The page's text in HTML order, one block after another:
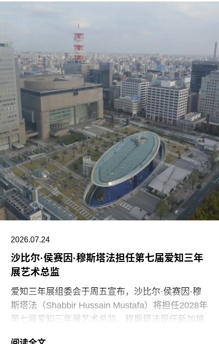
生河（Klang River）交汇处。美术馆将利用经过改
该机构由律师尚蒂·坎迪亚（Shanthi Kandiah）与
私募股权投资人布拉马尔·瓦苏德万（Brahmal
Vasudevan）共同创立，并由两人于2010年成立的
马来西亚非营利组织Creador Foundation负责运
营。
在新职位上，Yee将运用其策划现当代艺术展览的
丰富经验，负责Muara Arts的展览规划、空间布局
及整体艺术发展方向。11月1日，Muara Arts将以
群展“东南亚艺术 A-Z：一部批判性词典”（A–Z of
Southeast Asian Art: A Critical Dictionary） 正式向
公众开放。展览将汇集40余位艺术家的作品，涵盖
纺织、装置、影像、绘画、雕塑等多种创作媒介。
2026.07.24
沙比尔·侯赛因·穆斯塔法担任第七届爱知三年
展艺术总监
爱知三年展组委会于周五宣布，沙比尔·侯赛因·穆
斯塔法（Shabbir Hussain Mustafa）将担任2028年
第七届爱知三年展艺术总监。穆斯塔法现任新加坡